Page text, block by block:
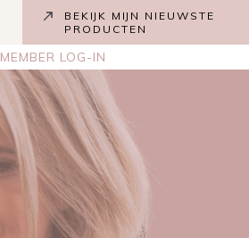
BEKIJK MIJN NIEUWSTE
PRODUCTEN
MEMBER LOG-IN